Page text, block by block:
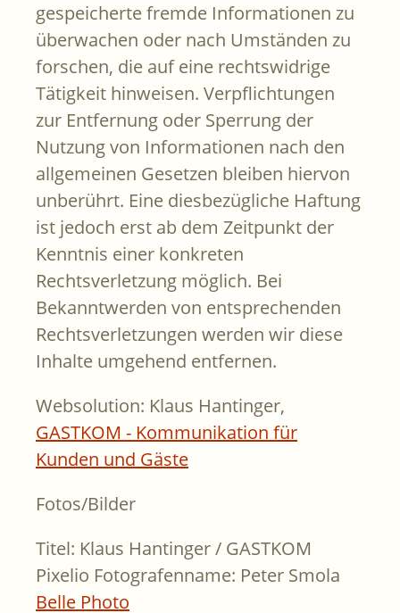
gespeicherte fremde Informationen zu
überwachen oder nach Umständen zu
forschen, die auf eine rechtswidrige
Tätigkeit hinweisen. Verpflichtungen
zur Entfernung oder Sperrung der
Nutzung von Informationen nach den
allgemeinen Gesetzen bleiben hiervon
unberührt. Eine diesbezügliche Haftung
ist jedoch erst ab dem Zeitpunkt der
Kenntnis einer konkreten
Rechtsverletzung möglich. Bei
Bekanntwerden von entsprechenden
Rechtsverletzungen werden wir diese
Inhalte umgehend entfernen.
Websolution: Klaus Hantinger,
GASTKOM - Kommunikation für
Kunden und Gäste
Fotos/Bilder
Titel: Klaus Hantinger / GASTKOM
Pixelio Fotografenname: Peter Smola
Belle Photo